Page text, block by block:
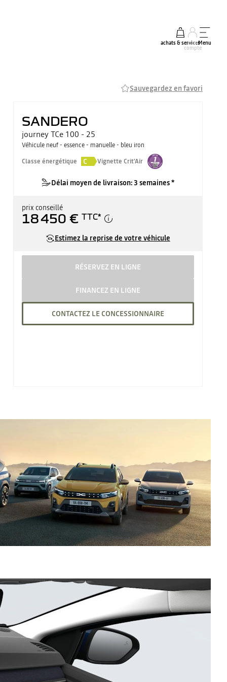
achats & services
mon
compte
Menu
Sauvegardez en favori
SANDERO
journey TCe 100 - 25
Véhicule neuf - essence - manuelle - bleu iron
Classe énergétique
C Vignette Crit'Air
Délai moyen de livraison: 3 semaines *
prix conseillé
18 450 € TTC*
Estimez la reprise de votre véhicule
RÉSERVEZ EN LIGNE
FINANCEZ EN LIGNE
CONTACTEZ LE CONCESSIONNAIRE